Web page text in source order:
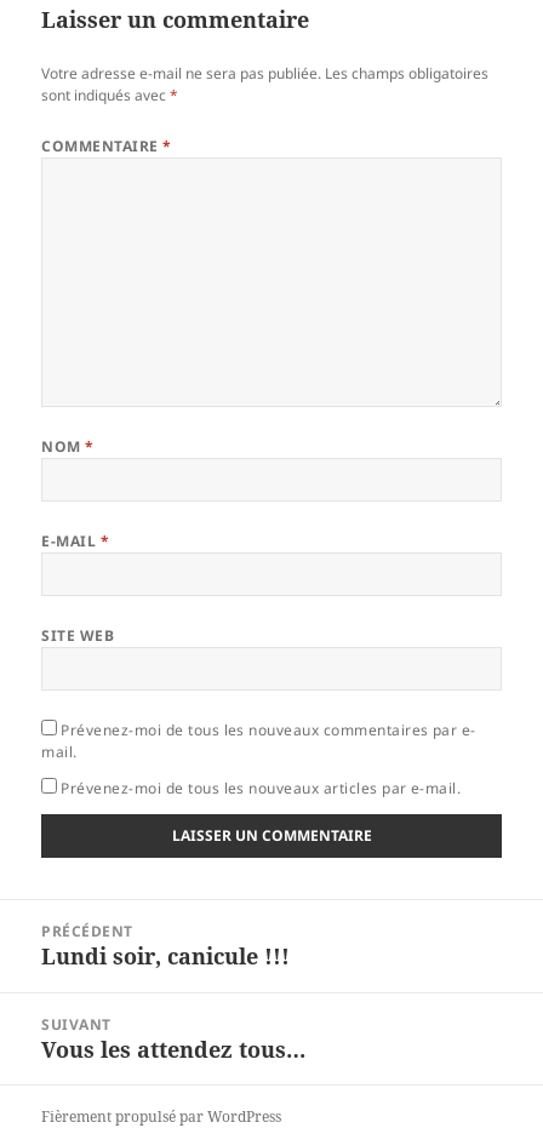
Laisser un commentaire
Votre adresse e-mail ne sera pas publiée. Les champs obligatoires
sont indiqués avec*
COMMENTAIRE*
NOM*
E-MAIL *
SITE WEB
Prévenez-moi de tous les nouveaux commentaires par e-
mail.
Prévenez-moi de tous les nouveaux articles par e-mail.
l’article
PRÉCÉDENT
Article
Lundi soir, canicule !!!
SUIVANT
Article
Vous les attendez tous…
Fièrement propulsé par WordPress